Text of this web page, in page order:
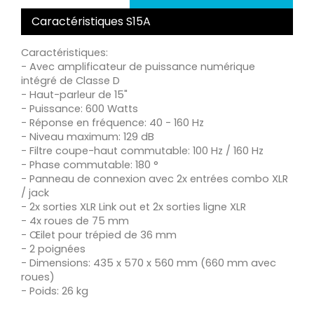
Caractéristiques S15A
Caractéristiques:
- Avec amplificateur de puissance numérique
intégré de Classe D
- Haut-parleur de 15"
- Puissance: 600 Watts
- Réponse en fréquence: 40 - 160 Hz
- Niveau maximum: 129 dB
- Filtre coupe-haut commutable: 100 Hz / 160 Hz
- Phase commutable: 180 °
- Panneau de connexion avec 2x entrées combo XLR
/ jack
- 2x sorties XLR Link out et 2x sorties ligne XLR
- 4x roues de 75 mm
- Œilet pour trépied de 36 mm
- 2 poignées
- Dimensions: 435 x 570 x 560 mm (660 mm avec
roues)
- Poids: 26 kg